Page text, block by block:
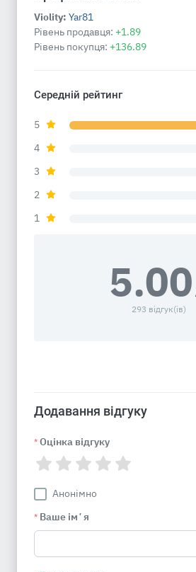
Violity: Yar81
Рівень продавця: +1.89
Рівень покупця: +136.89
Середній рейтинг
5
4
3
2
1
5.00
293 відгук(ів)
Додавання відгуку
* Оцінка відгуку
Анонімно
* Ваше імʼя